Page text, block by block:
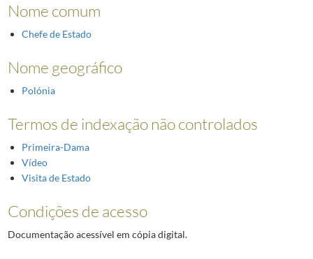
Nome comum
Chefe de Estado
Nome geográfico
Polónia
Termos de indexação não controlados
Primeira-Dama
Vídeo
Visita de Estado
Condições de acesso
Documentação acessível em cópia digital.